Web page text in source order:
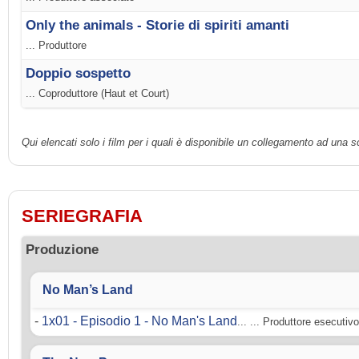
Only the animals - Storie di spiriti amanti
... Produttore
Doppio sospetto
... Coproduttore (Haut et Court)
Qui elencati solo i film per i quali è disponibile un collegamento ad una
SERIEGRAFIA
Produzione
No Man’s Land
- 1x01 - Episodio 1 - No Man's Land ... ... Produttore esecutivo